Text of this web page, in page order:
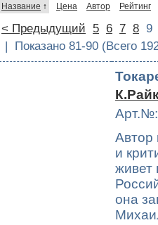
Название ↑ Цена Автор Рейтинг
< Предыдущий 5 6 7 8
| Показано 81-90 (Всего
Автор
и
живет
она